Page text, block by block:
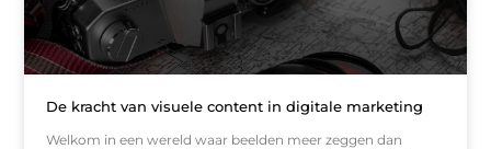
De kracht van visuele content in digitale marketing
Welkom in een wereld waar beelden meer zeggen dan